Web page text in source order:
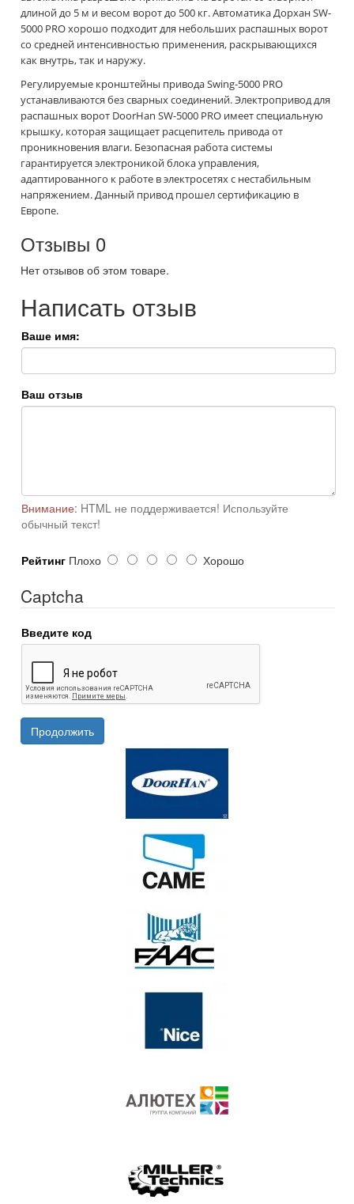
длиной до 5 м и весом ворот до 500 кг. Автоматика Дорхан SW-
5000 PRO хорошо подходит для небольших распашных ворот
со средней интенсивностью применения, раскрывающихся
как внутрь, так и наружу.
Регулируемые кронштейны привода Swing-5000 PRO
устанавливаются без сварных соединений. Электропривод для
распашных ворот DoorHan SW-5000 PRO имеет специальную
крышку, которая защищает расцепитель привода от
проникновения влаги. Безопасная работа системы
гарантируется электроникой блока управления,
адаптированного к работе в электросетях с нестабильным
напряжением. Данный привод прошел сертификацию в
Европе.
Отзывы 0
Нет отзывов об этом товаре.
Написать отзыв
Ваше имя:
Ваш отзыв
Внимание: HTML не поддерживается! Используйте
обычный текст!
Рейтинг Плохо Хорошо
Captcha
Введите код
Продолжить